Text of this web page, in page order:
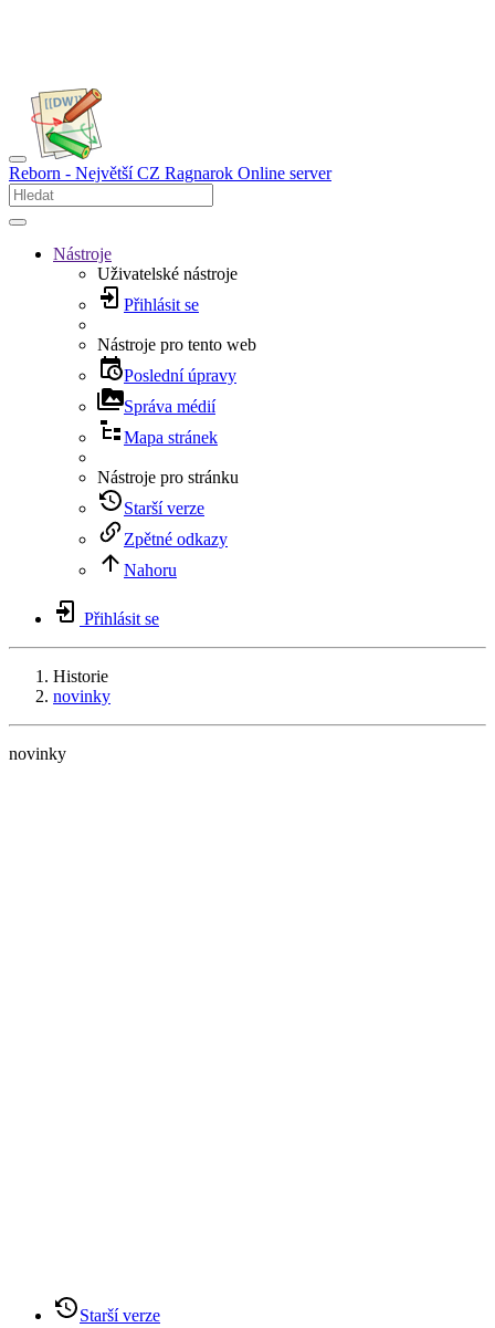
Reborn - Největší CZ Ragnarok Online server
Nástroje
Uživatelské nástroje
Přihlásit se
Nástroje pro tento web
Poslední úpravy
Správa médií
Mapa stránek
Nástroje pro stránku
Starší verze
Zpětné odkazy
Nahoru
Přihlásit se
Historie
novinky
novinky
Starší verze